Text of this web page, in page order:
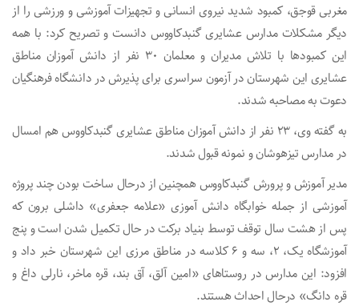
مغربی قوجق، کمبود شدید نیروی انسانی و تجهیزات آموزشی و ورزشی را از
دیگر مشکلات مدارس عشایری گنبدکاووس دانست و تصریح کرد: با همه
این کمبودها با تلاش مدیران و معلمان ۳۰ نفر از دانش آموزان مناطق
عشایری این شهرستان در آزمون سراسری برای پذیرش در دانشگاه فرهنگیان
دعوت به مصاحبه شدند.
به گفته وی، ۲۳ نفر از دانش آموزان مناطق عشایری گنبدکاووس هم امسال
در مدارس تیزهوشان و نمونه قبول شدند.
مدیر آموزش و پرورش گنبدکاووس همچنین از درحال ساخت بودن چند پروژه
آموزشی از جمله خوابگاه دانش آموزی «علامه جعفری» داشلی برون که
پس از هشت سال توقف توسط بنیاد برکت در حال تکمیل شدن است و پنج
آموزشگاه یک، ۲، سه و ۶ کلاسه در مناطق مرزی این شهرستان خبر داد و
افزود: این مدارس در روستاهای «امین آلق، آق بند، قره ماخر، نارلی داغ و
قره دانگ» درحال احداث هستند.